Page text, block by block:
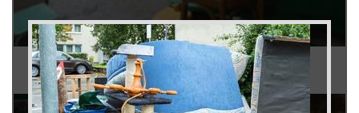
Débarras de grenier et cave 79